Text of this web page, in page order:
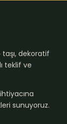
dekoratif
teklif ve
sunuyoruz.